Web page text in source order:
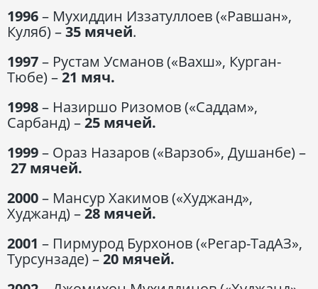
1996– Мухиддин Иззатуллоев («Равшан»,
Куляб) –35 мячей.
1997– Рустам Усманов («Вахш», Курган-
Тюбе) –21 мяч.
1998– Назиршо Ризомов («Саддам»,
Сарбанд) –25 мячей.
1999– Ораз Назаров («Варзоб», Душанбе) –
27 мячей.
2000– Мансур Хакимов («Худжанд»,
Худжанд) –28 мячей.
2001 – Пирмурод Бурхонов («Регар-ТадАЗ»,
Турсунзаде) –20 мячей.